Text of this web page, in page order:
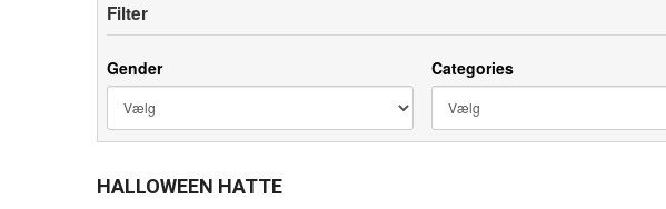
Filter
Gender Categories
HALLOWEEN HATTE